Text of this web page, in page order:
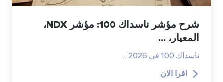
شرح مؤشر ناسداك 100: مؤشر NDX،
المعيار، ...
ناسداك 100 في 2026…
اقرا الان